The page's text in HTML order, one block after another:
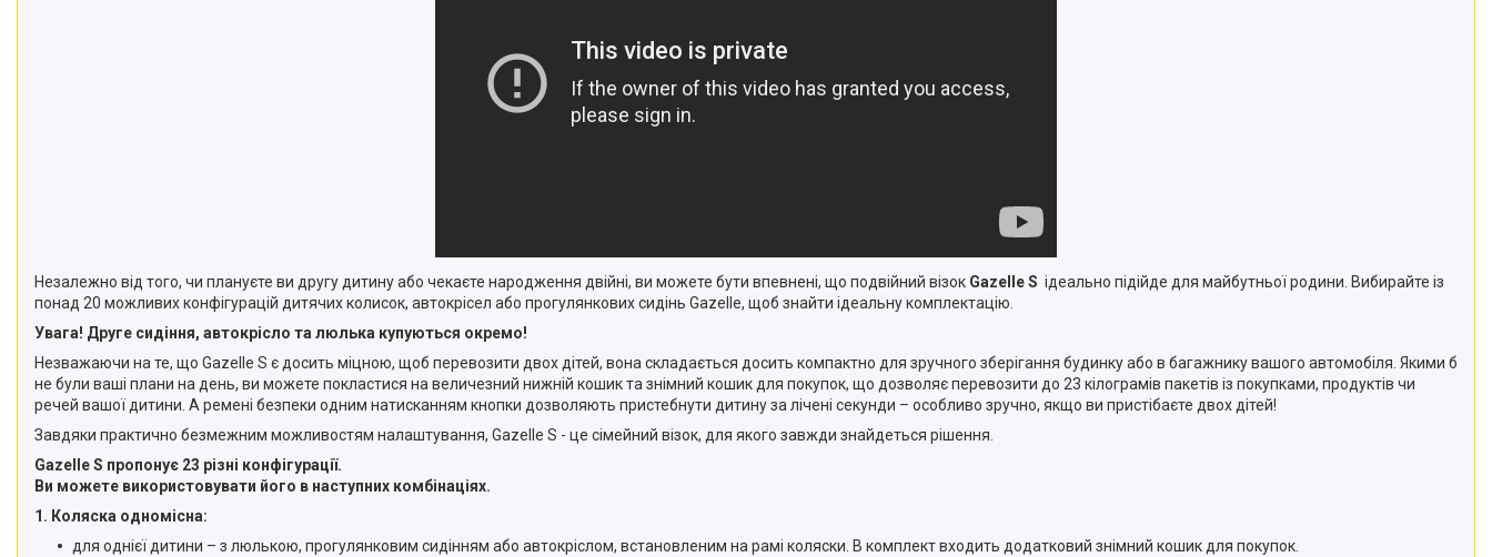
Незалежно від того, чи плануєте ви другу дитину або чекаєте народження двійні, ви можете бути впевнені, що подвійний візок Gazelle S ідеально підійде для майбутньої родини. Вибирайте із
понад 20 можливих конфігурацій дитячих колисок, автокрісел або прогулянкових сидінь Gazelle, щоб знайти ідеальну комплектацію.
Увага! Друге сидіння, автокрісло та люлька купуються окремо!
Незважаючи на те, що Gazelle S є досить міцною, щоб перевозити двох дітей, вона складається досить компактно для зручного зберігання будинку або в багажнику вашого автомобіля. Якими б
не були ваші плани на день, ви можете покластися на величезний нижній кошик та знімний кошик для покупок, що дозволяє перевозити до 23 кілограмів пакетів із покупками, продуктів чи
речей вашої дитини. А ремені безпеки одним натисканням кнопки дозволяють пристебнути дитину за лічені секунди – особливо зручно, якщо ви пристібаєте двох дітей!
Завдяки практично безмежним можливостям налаштування, Gazelle S - це сімейний візок, для якого завжди знайдеться рішення.
Gazelle S пропонує 23 різні конфігурації.
Ви можете використовувати його в наступних комбінаціях.
1. Коляска одномісна:
для однієї дитини – з люлькою, прогулянковим сидінням або автокріслом, встановленим на рамі коляски. В комплект входить додатковий знімний кошик для покупок.